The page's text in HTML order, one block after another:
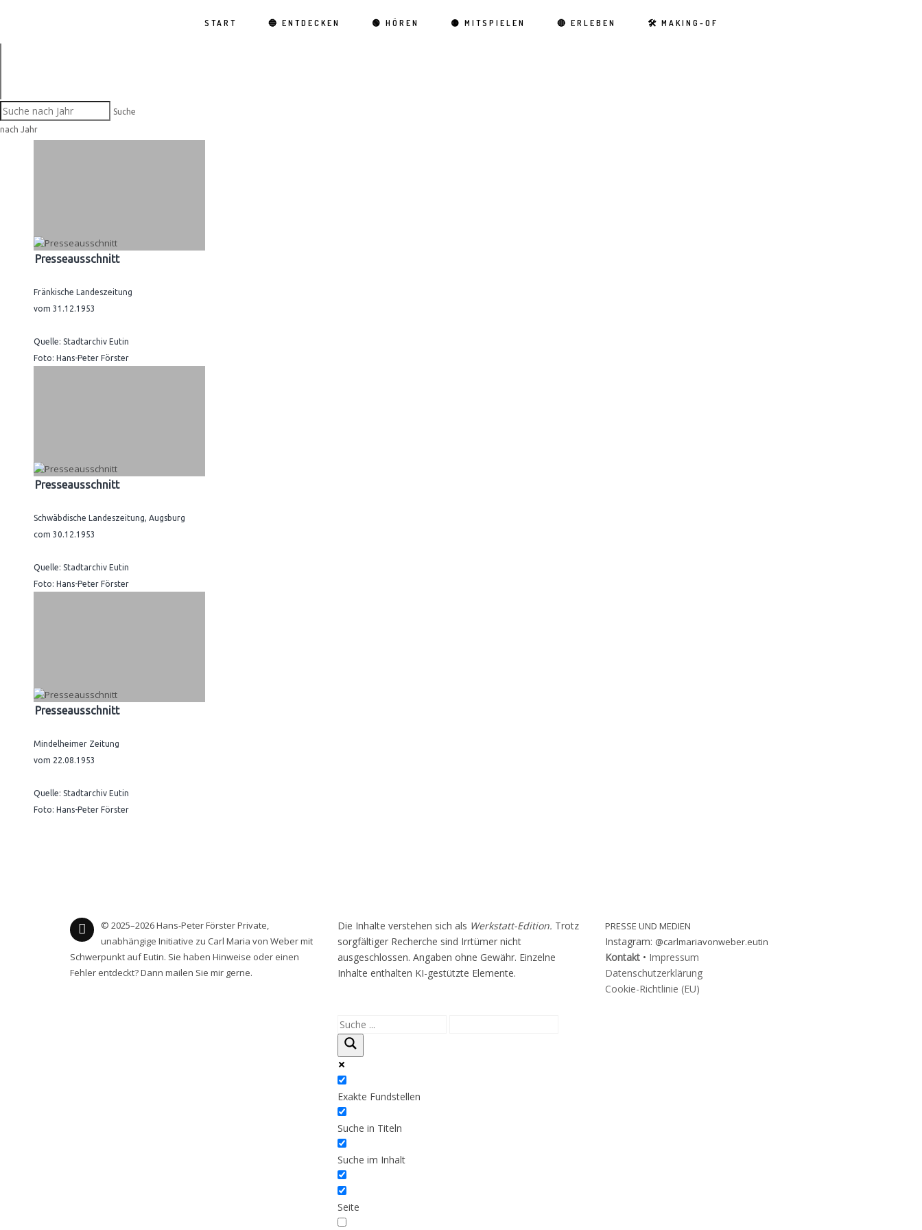
START 🔵 ENTDECKEN 🟢 HÖREN 🟡 MITSPIELEN 🔴 ERLEBEN 🛠 MAKING-OF
Suche
nach Jahr
Presseausschnitt
Fränkische Landeszeitung
vom 31.12.1953
Quelle: Stadtarchiv Eutin
Foto: Hans-Peter Förster
Presseausschnitt
Schwäbdische Landeszeitung, Augsburg
com 30.12.1953
Quelle: Stadtarchiv Eutin
Foto: Hans-Peter Förster
Presseausschnitt
Mindelheimer Zeitung
vom 22.08.1953
Quelle: Stadtarchiv Eutin
Foto: Hans-Peter Förster
© 2025–2026 Hans-Peter Förster Private,
unabhängige Initiative zu Carl Maria von Weber mit
Schwerpunkt auf Eutin. Sie haben Hinweise oder einen
Fehler entdeckt? Dann mailen Sie mir gerne.
Die Inhalte verstehen sich als Werkstatt-Edition. Trotz
sorgfältiger Recherche sind Irrtümer nicht
ausgeschlossen. Angaben ohne Gewähr. Einzelne
Inhalte enthalten KI-gestützte Elemente.
Exakte Fundstellen
Suche in Titeln
Suche im Inhalt
Seite
PRESSE UND MEDIEN
Instagram: @carlmariavonweber.eutin
Kontakt • Impressum
Datenschutzerklärung
Cookie-Richtlinie (EU)